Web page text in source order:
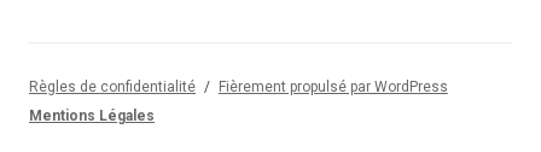
Règles de confidentialité
Fièrement propulsé par WordPress
Mentions Légales